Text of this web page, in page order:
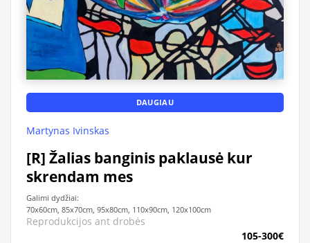
DAUGIAU
Martynas Ivinskas
[R] Žalias banginis paklausė kur
skrendam mes
Galimi dydžiai:
70x60cm, 85x70cm, 95x80cm, 110x90cm, 120x100cm
Reprodukcijos ant drobės
105-300€